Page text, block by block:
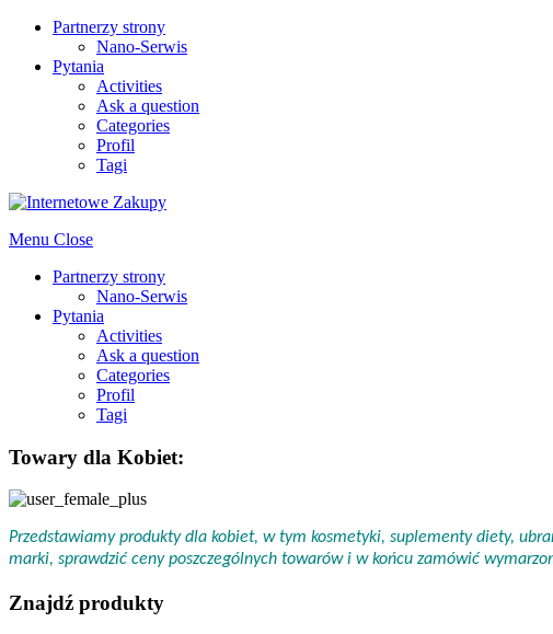
Partnerzy strony
Nano-Serwis
Pytania
Activities
Ask a question
Categories
Profil
Tagi
Menu Close
Partnerzy strony
Nano-Serwis
Pytania
Activities
Ask a question
Categories
Profil
Tagi
Towary dla Kobiet:
Przedstawiamy produkty dla kobiet, w tym kosmetyki, suplementy diety,
marki, sprawdzić ceny poszczególnych towarów i w końcu zamówić
Znajdź produkty